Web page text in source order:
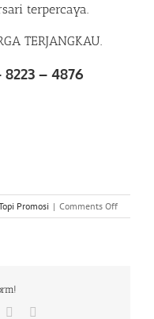
terpercaya.
TERJANGKAU.
8223 – 4876
Promosi | Comments Offon
Jasa